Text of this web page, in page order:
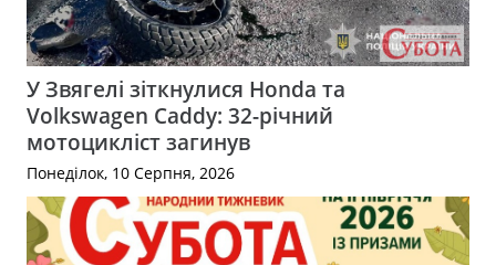
У Звягелі зіткнулися Honda та
Volkswagen Caddy: 32-річний
мотоцикліст загинув
Понеділок, 10 Серпня, 2026